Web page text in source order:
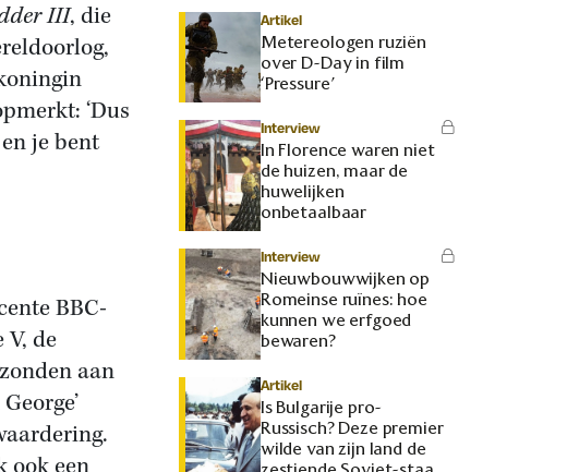
III, die
‘Dus
je bent
BBC-
de
aan
Artikel
Metereologen ruziën
over D-Day in film
‘Pressure’
Interview
In Florence waren niet
de huizen, maar de
huwelijken
onbetaalbaar
Interview
Nieuwbouwwijken op
Romeinse ruïnes: hoe
kunnen we erfgoed
bewaren?
Artikel
Is Bulgarije pro-
Russisch? Deze premier
wilde van zijn land de